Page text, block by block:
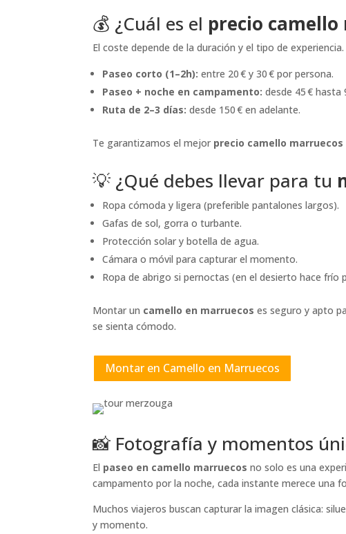
💰 ¿Cuál es el precio
El coste depende de la duración y el tipo de
Paseo corto (1–2h): entre 20 € y 30 € por persona.
Paseo + noche en campamento: desde 45 € hasta
Ruta de 2–3 días: desde 150 € en adelante.
Te garantizamos el mejor precio camello marruecos
💡 ¿Qué debes llevar para tu
Ropa cómoda y ligera (preferible pantalones largos).
Gafas de sol, gorra o turbante.
Protección solar y botella de agua.
Cámara o móvil para capturar el momento.
Ropa de abrigo si pernoctas (en el desierto hace frío
Montar un camello en marruecos es seguro y apto
se sienta cómodo.
Montar en Camello en Marruecos
📸 Fotografía y momentos
El paseo en camello marruecos no solo es una
campamento por la noche, cada instante merece una
Muchos viajeros buscan capturar la imagen clásica:
y momento.